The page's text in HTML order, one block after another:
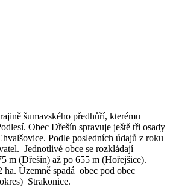
šumavského předhůří, kterému
Obec Dřešín spravuje ještě tři osady
Podle posledních údajů z roku
Jednotlivé obce se rozkládají
m (Dřešín) až po 655 m (Hořejšice).
ha. Územně spadá obec pod obec
Strakonice.